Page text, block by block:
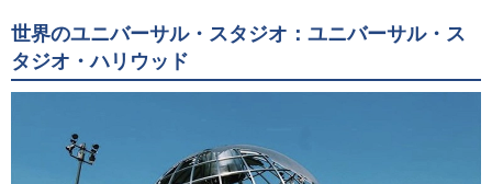
世界のユニバーサル・スタジオ：ユニバーサル・ス
タジオ・ハリウッド